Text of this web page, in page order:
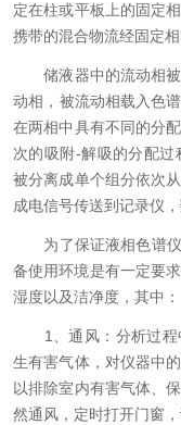
定在柱或平板上的固定相表
携带的混合物流经固定相时
储液器中的流动相被高
动相，被流动相载入
在两相中具有不同的分配
次的吸附-解吸的分配过程
被分离成单个组分依次从
成电信号传送到记录仪
为了保证液相色谱仪使
备使用环境是有一定要求的
湿度以及洁净度，其中：
1、通风：分析过
生有害气体，对仪器中的
以排除室内有害气体、
然通风，定时打开门窗